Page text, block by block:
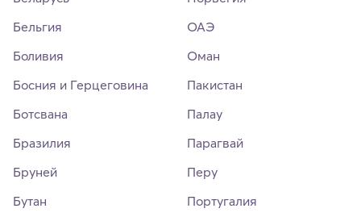
Бельгия
Боливия
Босния и Герцеговина
Ботсвана
Бразилия
Бруней
Бутан
ОАЭ
Оман
Пакистан
Палау
Парагвай
Перу
Португалия